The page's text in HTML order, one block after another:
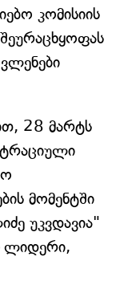
კომისიის
28 მარტს
მომენტში
უკვდავია"
ლიდერი,